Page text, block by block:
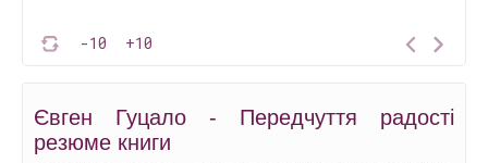
-10 +10
Євген Гуцало - Передчуття радості
резюме книги